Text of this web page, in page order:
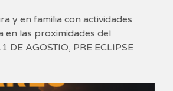
y en familia con actividades
en las proximidades del
AGOSTIO, PRE ECLIPSE